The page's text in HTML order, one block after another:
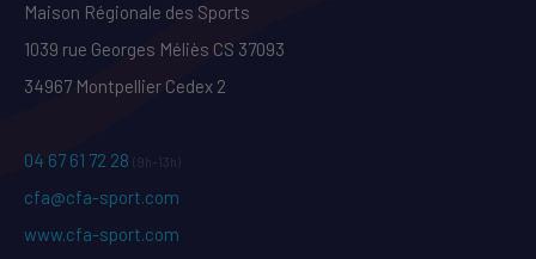
Maison Régionale des Sports
1039 rue Georges Méliès CS 37093
34967 Montpellier Cedex 2
04 67 61 72 28 (9h–13h)
cfa@cfa-sport.com
www.cfa-sport.com